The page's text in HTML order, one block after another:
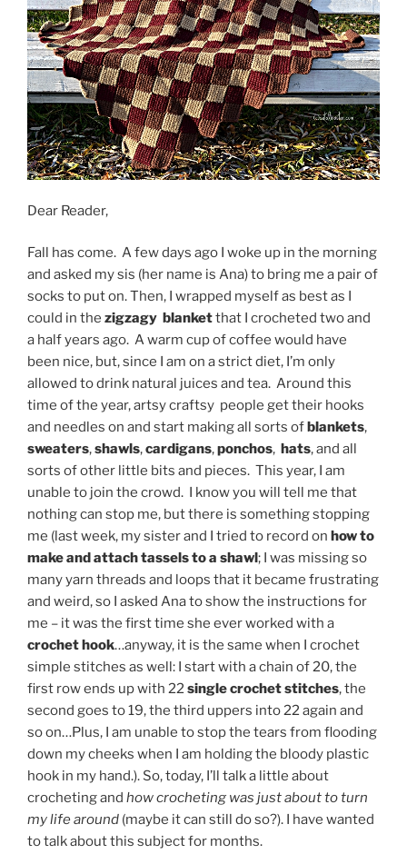
Dear Reader,
Fall has come. A few days ago I woke up in the morning
and asked my sis (her name is Ana) to bring me a pair of
socks to put on. Then, I wrapped myself as best as I
could in the zigzagy blanketthat I crocheted two and
a half years ago. A warm cup of coffee would have
been nice, but, since I am on a strict diet, I’m only
allowed to drink natural juices and tea. Around this
time of the year, artsy craftsy people get their hooks
and needles on and start making all sorts ofblankets,
sweaters,shawls,cardigans,ponchos, hats, and all
sorts of other little bits and pieces. This year, I am
unable to join the crowd. I know you will tell me that
nothing can stop me, but there is something stopping
me (last week, my sister and I tried to record on how to
make and attach tassels to a shawl; I was missing so
many yarn threads and loops that it became frustrating
and weird, so I asked Ana to show the instructions for
me – it was the first time she ever worked with a
crochet hook…anyway, it is the same when I crochet
simple stitches as well: I start with a chain of 20, the
first row ends up with 22single crochet stitches, the
second goes to 19, the third uppers into 22 again and
so on…Plus, I am unable to stop the tears from flooding
down my cheeks when I am holding the bloody plastic
hook in my hand.). So, today, I’ll talk a little about
crocheting and how crocheting was just about to turn
my life around (maybe it can still do so?). I have wanted
to talk about this subject for months.